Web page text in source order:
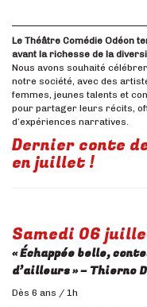
Le Théâtre Comédie Odéon
avant la richesse de la
Nous avons souhaité
notre société, avec des
femmes, jeunes talents et
pour partager leurs récits,
d’expériences narratives.
Dernier conte
en juillet !
Samedi 06
« Échappée belle,
d’ailleurs »– Thierno
Dès 6 ans / 1h